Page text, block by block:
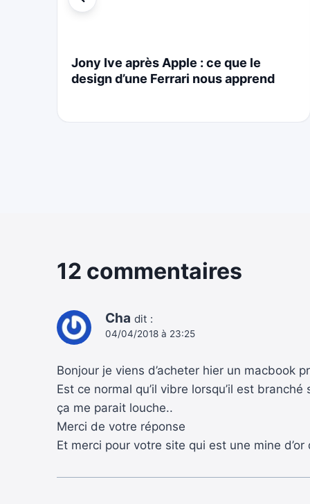
Jony Ive après Apple : ce que le
design d’une Ferrari nous apprend
12 commentaires
Cha dit :
04/04/2018 à 23:25
Bonjour je viens d’acheter hier un macbook
Est ce normal qu’il vibre lorsqu’il est branché
ça me parait louche..
Merci de votre réponse
Et merci pour votre site qui est une mine d’or